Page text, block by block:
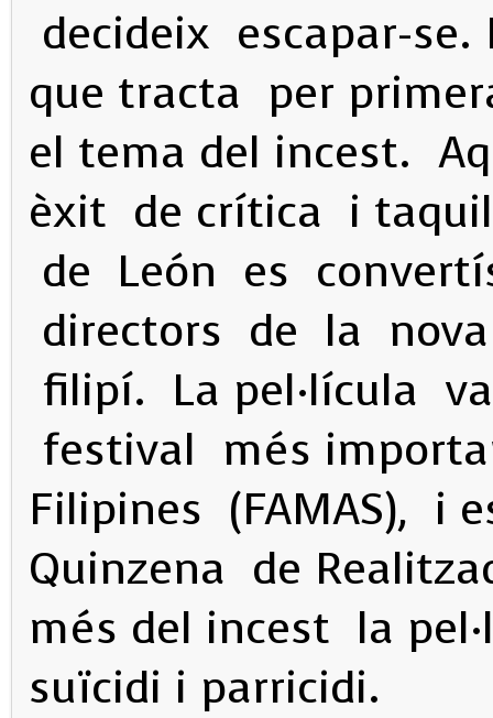
decideix escapar-
que tracta per
el tema del incest.
èxit de crítica i
de León es
directors de la
filipí. La pel·lícula
festival més
Filipines (FAMAS), i
Quinzena de
més del incest la
suïcidi i parricidi.